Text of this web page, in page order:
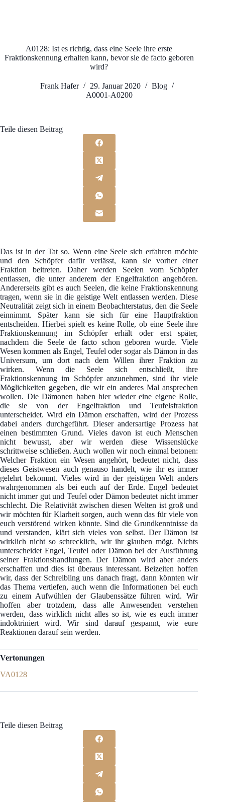
A0128: Ist es richtig, dass eine Seele ihre erste
Fraktionskennung erhalten kann, bevor sie de facto geboren
wird?
Frank Hafer 29. Januar 2020
Blog
A0001-A0200
Teile diesen Beitrag
Das ist in der Tat so. Wenn eine Seele sich erfahren möchte
und den Schöpfer dafür verlässt, kann sie vorher einer
Fraktion beitreten. Daher werden Seelen vom Schöpfer
entlassen, die unter anderem der Engelfraktion angehören.
Andererseits gibt es auch Seelen, die keine Fraktionskennung
tragen, wenn sie in die geistige Welt entlassen werden. Diese
Neutralität zeigt sich in einem Beobachterstatus, den die Seele
einnimmt. Später kann sie sich für eine Hauptfraktion
entscheiden. Hierbei spielt es keine Rolle, ob eine Seele ihre
Fraktionskennung im Schöpfer erhält oder erst später,
nachdem die Seele de facto schon geboren wurde. Viele
Wesen kommen als Engel, Teufel oder sogar als Dämon in das
Universum, um dort nach dem Willen ihrer Fraktion zu
wirken. Wenn die Seele sich entschließt, ihre
Fraktionskennung im Schöpfer anzunehmen, sind ihr viele
Möglichkeiten gegeben, die wir ein anderes Mal ansprechen
wollen. Die Dämonen haben hier wieder eine eigene Rolle,
die sie von der Engelfraktion und Teufelsfraktion
unterscheidet. Wird ein Dämon erschaffen, wird der Prozess
dabei anders durchgeführt. Dieser andersartige Prozess hat
einen bestimmten Grund. Vieles davon ist euch Menschen
nicht bewusst, aber wir werden diese Wissenslücke
schrittweise schließen. Auch wollen wir noch einmal betonen:
Welcher Fraktion ein Wesen angehört, bedeutet nicht, dass
dieses Geistwesen auch genauso handelt, wie ihr es immer
gelehrt bekommt. Vieles wird in der geistigen Welt anders
wahrgenommen als bei euch auf der Erde. Engel bedeutet
nicht immer gut und Teufel oder Dämon bedeutet nicht immer
schlecht. Die Relativität zwischen diesen Welten ist groß und
wir möchten für Klarheit sorgen, auch wenn das für viele von
euch verstörend wirken könnte. Sind die Grundkenntnisse da
und verstanden, klärt sich vieles von selbst. Der Dämon ist
wirklich nicht so schrecklich, wir ihr glauben mögt. Nichts
unterscheidet Engel, Teufel oder Dämon bei der Ausführung
seiner Fraktionshandlungen. Der Dämon wird aber anders
erschaffen und dies ist überaus interessant. Beizeiten hoffen
wir, dass der Schreibling uns danach fragt, dann könnten wir
das Thema vertiefen, auch wenn die Informationen bei euch
zu einem Aufwühlen der Glaubenssätze führen wird. Wir
hoffen aber trotzdem, dass alle Anwesenden verstehen
werden, dass wirklich nicht alles so ist, wie es euch immer
indoktriniert wird. Wir sind darauf gespannt, wie eure
Reaktionen darauf sein werden.
Vertonungen
VA0128
Teile diesen Beitrag